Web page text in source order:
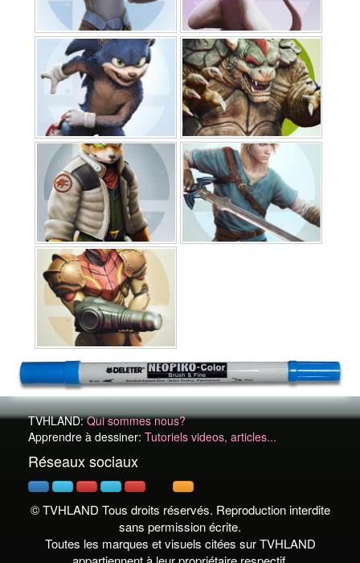
TVHLAND:Qui sommes nous?
Apprendre à dessiner: Tutoriels videos, articles...
Réseaux sociaux
© TVHLAND Tous droits réservés. Reproduction interdite
sans permission écrite.
Toutes les marques et visuels citées sur TVHLAND